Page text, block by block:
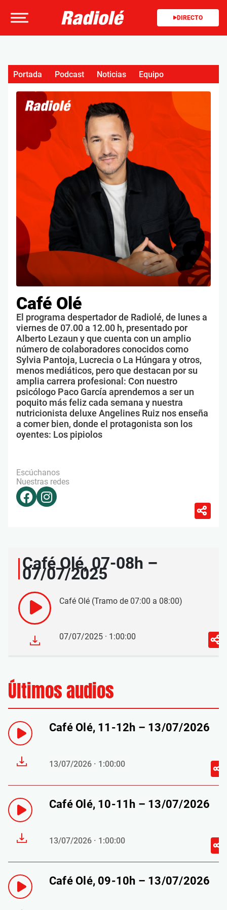
DIRECTO
Café Olé
El programa despertador de Radiolé, de lunes a
viernes de 07.00 a 12.00 h, presentado por
Alberto Lezaun y que cuenta con un amplio
número de colaboradores conocidos como
Sylvia Pantoja, Lucrecia o La Húngara y otros,
menos mediáticos, pero que destacan por su
amplia carrera profesional: Con nuestro
psicólogo Paco García aprendemos a ser un
poquito más feliz cada semana y nuestra
nutricionista deluxe Angelines Ruiz nos enseña
a comer bien, donde el protagonista son los
oyentes: Los pipiolos
Escúchanos
Nuestras redes
Portada Podcast Noticias Equipo
Café Olé, 07-08h –
07/07/2025
Café Olé (Tramo de 07:00 a 08:00)
07/07/2025 · 1:00:00
Últimos audios
Café Olé, 11-12h – 13/07/2026
13/07/2026 · 1:00:00
Café Olé, 10-11h – 13/07/2026
13/07/2026 · 1:00:00
Café Olé, 09-10h – 13/07/2026